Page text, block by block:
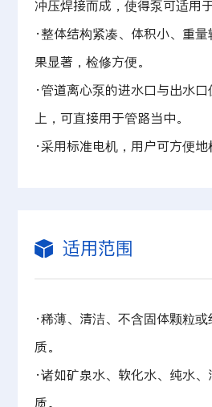
冲压焊接而成，使得泵可适用
·整体结构紧凑、体积小、重
果显著，检修方便。
·管道离心泵的进水口与出水
上，可直接用于管路当中。
·采用标准电机，用户可方便地
适用范围
·稀薄、清洁、不含固体颗粒
质。
·诸如矿泉水、软化水、纯水
质。